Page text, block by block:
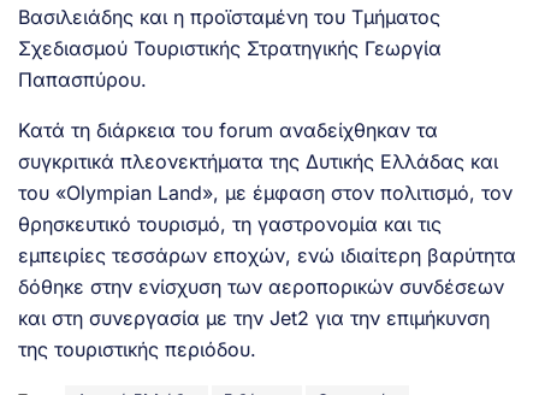
Βασιλειάδης και η προϊσταμένη του Τμήματος
Σχεδιασμού Τουριστικής Στρατηγικής Γεωργία
Παπασπύρου.
Κατά τη διάρκεια του forum αναδείχθηκαν τα
συγκριτικά πλεονεκτήματα της Δυτικής Ελλάδας και
του «Olympian Land», με έμφαση στον πολιτισμό, τον
θρησκευτικό τουρισμό, τη γαστρονομία και τις
εμπειρίες τεσσάρων εποχών, ενώ ιδιαίτερη βαρύτητα
δόθηκε στην ενίσχυση των αεροπορικών συνδέσεων
και στη συνεργασία με την Jet2 για την επιμήκυνση
της τουριστικής περιόδου.